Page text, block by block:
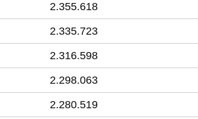
2.355.618
2.335.723
2.316.598
2.298.063
2.280.519